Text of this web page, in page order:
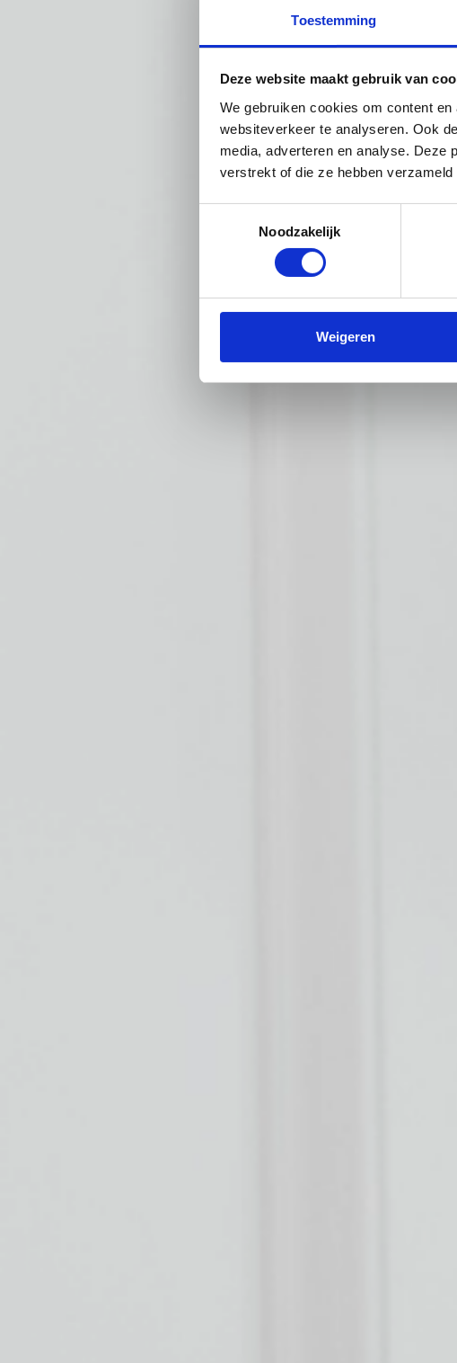
Toestemming
Deze website maakt gebruik van
We gebruiken cookies om content
websiteverkeer te analyseren. Ook
media, adverteren en analyse. Deze
verstrekt of die ze hebben
Noodzakelijk
Weigeren